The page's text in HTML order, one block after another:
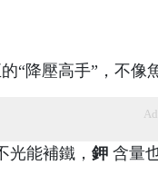
“降壓高手”，不像
光能補鐵， 鉀 含量